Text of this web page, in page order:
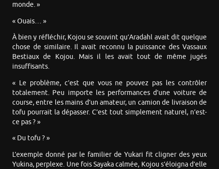
monde. »
« Ouais… »
À bien y réfléchir, Kojou se souvint qu’Aradahl avait dit quelque
chose de similaire. Il avait reconnu la puissance des Vassaux
Bestiaux de Kojou. Mais il les avait tout de même jugés
insuffisants.
« Le problème, c’est que vous ne pouvez pas les contrôler
totalement. Peu importe les performances d’une voiture de
course, entre les mains d’un amateur, un camion de livraison de
tofu pourrait la dépasser. C’est tout simplement naturel, n’est-
ce pas ? »
« Du tofu ? »
L’exemple donné par le familier de Yukari fit cligner des yeux
Yukina, perplexe. Une fois Sayaka calmée, Kojou s’éloigna d’elle